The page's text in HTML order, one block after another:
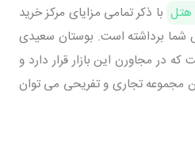
هتل با ذکر تمامی مزایای مرکز خرید
برداشته است. بوستان سعیدی
که در مجاورن این بازار قرار دارد و
مجموعه تجاری و تفریحی می توان